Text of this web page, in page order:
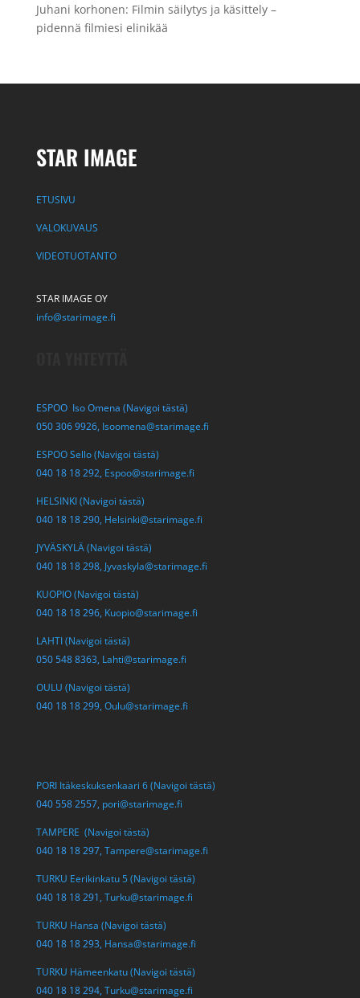
Juhani korhonen: Filmin säilytys ja käsittely –
pidennä filmiesi elinikää
STAR IMAGE
ETUSIVU
VALOKUVAUS
VIDEOTUOTANTO
STAR IMAGE OY
info@starimage.fi
ESPOO Iso Omena (Navigoi tästä)
050 306 9926, Isoomena@starimage.fi
ESPOO Sello (Navigoi tästä)
040 18 18 292, Espoo@starimage.fi
HELSINKI (Navigoi tästä)
040 18 18 290, Helsinki@starimage.fi
JYVÄSKYLÄ (Navigoi tästä)
040 18 18 298, Jyvaskyla@starimage.fi
KUOPIO (Navigoi tästä)
040 18 18 296, Kuopio@starimage.fi
LAHTI (Navigoi tästä)
050 548 8363, Lahti@starimage.fi
OULU (Navigoi tästä)
040 18 18 299, Oulu@starimage.fi
PORI Itäkeskuksenkaari 6 (Navigoi tästä)
040 558 2557, pori@starimage.fi
TAMPERE (Navigoi tästä)
040 18 18 297, Tampere@starimage.fi
TURKU Eerikinkatu 5 (Navigoi tästä)
040 18 18 291, Turku@starimage.fi
TURKU Hansa (Navigoi tästä)
040 18 18 293, Hansa@starimage.fi
TURKU Hämeenkatu (Navigoi tästä)
040 18 18 294, Turku@starimage.fi